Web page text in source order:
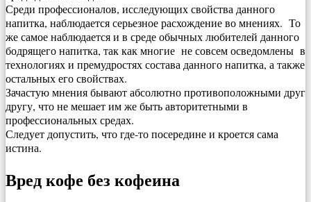
Среди профессионалов, исследующих свойства данного
напитка, наблюдается серьезное расхождение во мнениях. То
же самое наблюдается и в среде обычных любителей данного
бодрящего напитка, так как многие не совсем осведомлены в
технологиях и премудростях состава данного напитка, а также
остальных его свойствах.
Зачастую мнения бывают абсолютно противоположными друг
другу, что не мешает им же быть авторитетными в
профессиональных средах.
Следует допустить, что где-то посередине и кроется сама
истина.
Вред кофе без кофеина